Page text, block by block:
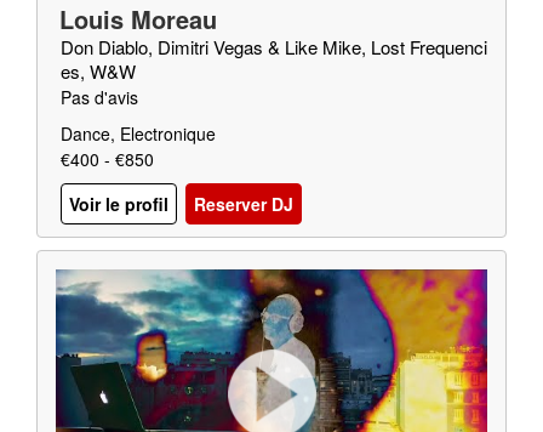
Louis Moreau
Don Diablo, Dimitri Vegas & Like Mike, Lost Frequenci
es, W&W
Pas d'avis
Dance, Electronique
€400 - €850
Voir le profil
Reserver DJ